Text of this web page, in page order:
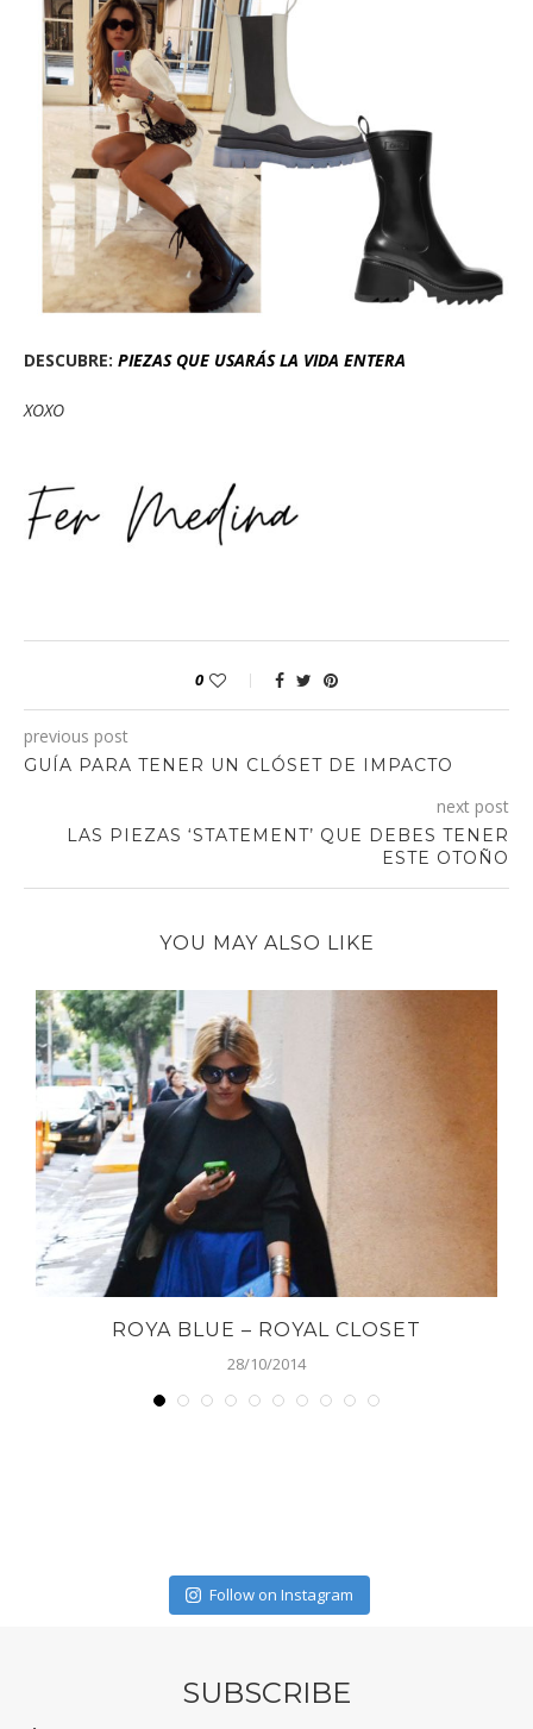
DESCUBRE: PIEZAS QUE USARÁS LA VIDA ENTERA
XOXO
0
previous post
GUÍA PARA TENER UN CLÓSET DE IMPACTO
next post
LAS PIEZAS ‘STATEMENT’ QUE DEBES TENER
ESTE OTOÑO
YOU MAY ALSO LIKE
ROYA BLUE – ROYAL CLOSET
28/10/2014
Follow on Instagram
SUBSCRIBE